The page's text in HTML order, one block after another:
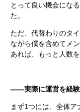
とって良い機会にな
た。
ただ、代替わりのタ
ながら僕を含めてメ
あれば、もっと人数
――実際に運営を経験
まず1つには、全体